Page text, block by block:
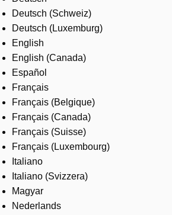
Where to buy
Contact us
Careers
Deutsch (Schweiz)
Deutsch (Luxemburg)
English
English (Canada)
Español
Français
Français (Belgique)
Français (Canada)
Français (Suisse)
Français (Luxembourg)
Italiano
Italiano (Svizzera)
Magyar
Nederlands